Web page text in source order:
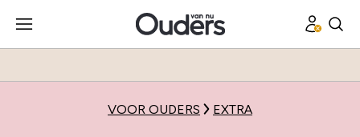
VOOR OUDERS EXTRA